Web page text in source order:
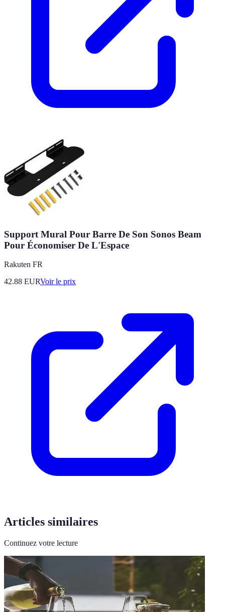
Support Mural Pour Barre De Son Sonos Beam
Pour Économiser De L'Espace
Rakuten FR
42.88 EURVoir le prix
Articles similaires
Continuez votre lecture